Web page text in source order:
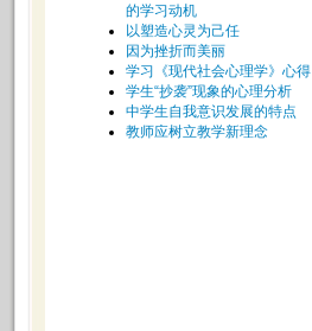
的学习动机
以塑造心灵为己任
因为挫折而美丽
学习《现代社会心理学》心得
学生“抄袭”现象的心理分析
中学生自我意识发展的特点
教师应树立教学新理念